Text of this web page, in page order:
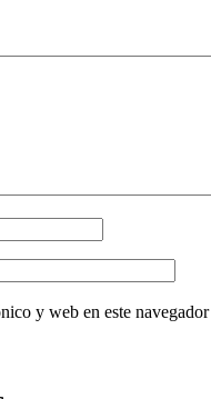
y web en este